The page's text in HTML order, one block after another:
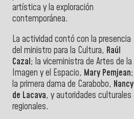
artística y la exploración
contemporánea.
La actividad contó con la presencia
del ministro para la Cultura, Raúl
Cazal; la viceministra de Artes de la
Imagen y el Espacio, Mary Pemjean;
la primera dama de Carabobo, Nancy
de Lacava, y autoridades culturales
regionales.